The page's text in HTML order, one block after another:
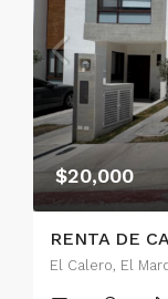
$20,000
El Calero, El